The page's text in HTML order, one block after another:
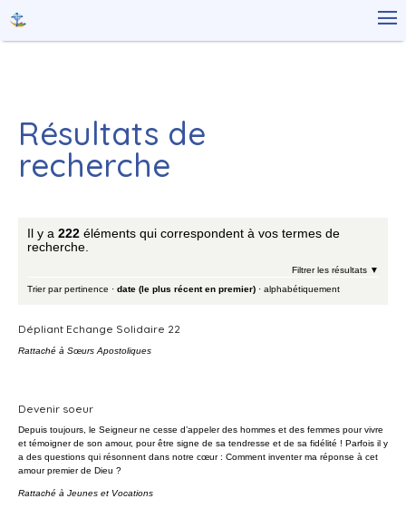
contenu.
Aller
personnels

Résultats de
recherche
Il y a 222 éléments qui correspondent à vos termes de
recherche.
Filtrer les résultats
Trier par pertinence · date (le plus récent en premier) · alphabétiquement
Dépliant Echange Solidaire 22
Rattaché à Sœurs Apostoliques
Devenir soeur
Depuis toujours, le Seigneur ne cesse d’appeler des hommes et des femmes pour vivre
et témoigner de son amour, pour être signe de sa tendresse et de sa fidélité ! Parfois il y
a des questions qui résonnent dans notre cœur : Comment inventer ma réponse à cet
amour premier de Dieu ?
Rattaché à Jeunes et Vocations